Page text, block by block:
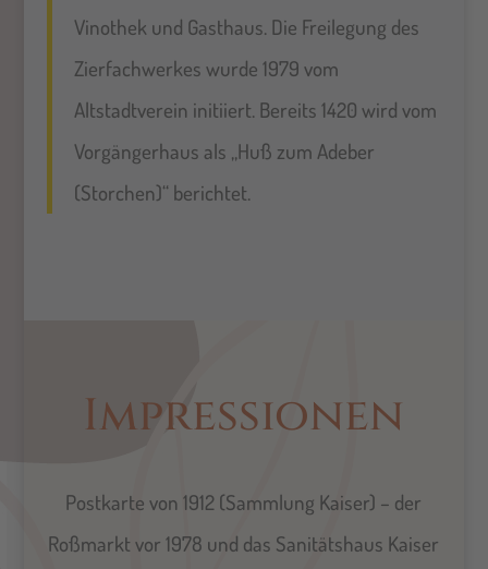
Vinothek und Gasthaus. Die Freilegung des
Zierfachwerkes wurde 1979 vom
Altstadtverein initiiert. Bereits 1420 wird vom
Vorgängerhaus als „Huß zum Adeber
(Storchen)“ berichtet.
Impressionen
Postkarte von 1912 (Sammlung Kaiser) – der
Roßmarkt vor 1978 und das Sanitätshaus Kaiser